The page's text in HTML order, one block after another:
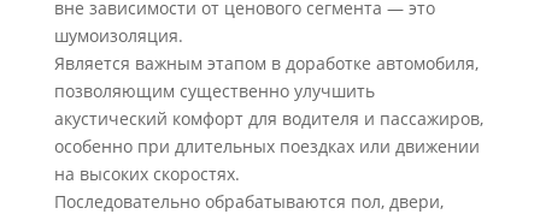
вне зависимости от ценового сегмента — это
шумоизоляция.
Является важным этапом в доработке автомобиля,
позволяющим существенно улучшить
акустический комфорт для водителя и пассажиров,
особенно при длительных поездках или движении
на высоких скоростях.
Последовательно обрабатываются пол, двери,